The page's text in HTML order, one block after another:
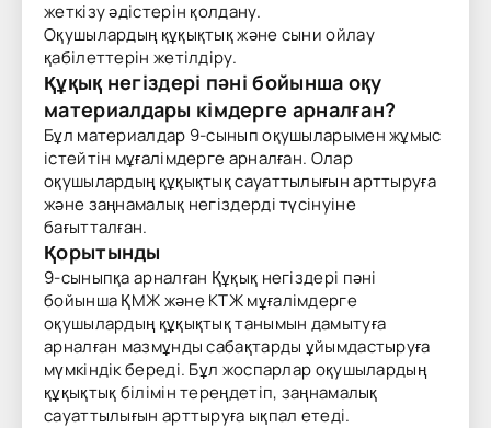
жеткізу әдістерін қолдану.
Оқушылардың құқықтық және сыни ойлау
қабілеттерін жетілдіру.
Құқық негіздері пәні бойынша оқу
материалдары кімдерге арналған?
Бұл материалдар 9-сынып оқушыларымен жұмыс
істейтін мұғалімдерге арналған. Олар
оқушылардың құқықтық сауаттылығын арттыруға
және заңнамалық негіздерді түсінуіне
бағытталған.
Қорытынды
9-сыныпқа арналған Құқық негіздері пәні
бойынша ҚМЖ және КТЖ мұғалімдерге
оқушылардың құқықтық танымын дамытуға
арналған мазмұнды сабақтарды ұйымдастыруға
мүмкіндік береді. Бұл жоспарлар оқушылардың
құқықтық білімін тереңдетіп, заңнамалық
сауаттылығын арттыруға ықпал етеді.